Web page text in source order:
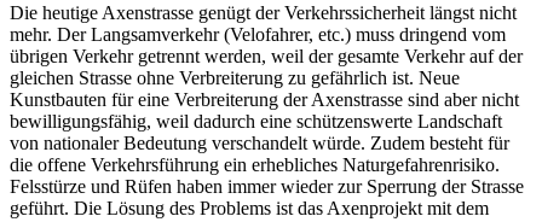
Die heutige Axenstrasse genügt der Verkehrssicherheit längst nicht
mehr. Der Langsamverkehr (Velofahrer, etc.) muss dringend vom
übrigen Verkehr getrennt werden, weil der gesamte Verkehr auf der
gleichen Strasse ohne Verbreiterung zu gefährlich ist. Neue
Kunstbauten für eine Verbreiterung der Axenstrasse sind aber nicht
bewilligungsfähig, weil dadurch eine schützenswerte Landschaft
von nationaler Bedeutung verschandelt würde. Zudem besteht für
die offene Verkehrsführung ein erhebliches Naturgefahrenrisiko.
Felsstürze und Rüfen haben immer wieder zur Sperrung der Strasse
geführt. Die Lösung des Problems ist das Axenprojekt mit dem